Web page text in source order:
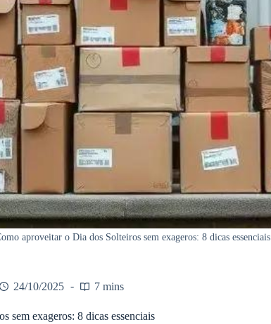
aproveitar o Dia dos Solteiros sem exageros: 8 dicas essenciais
24/10/2025 7 mins
sem exageros: 8 dicas essenciais